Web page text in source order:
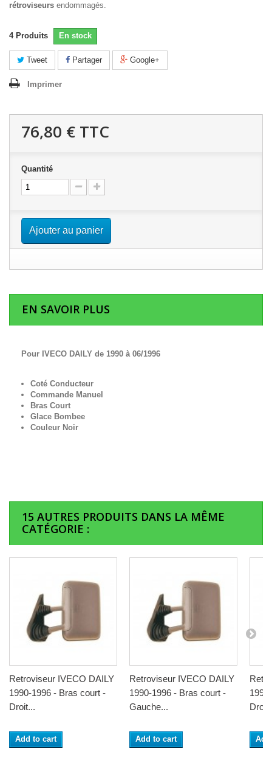
rétroviseurs endommagés.
4 Produits En stock
Tweet Partager Google+
Imprimer
76,80 € TTC
Quantité
Ajouter au panier
EN SAVOIR PLUS
Pour IVECO DAILY de 1990 à 06/1996
Coté Conducteur
Commande Manuel
Bras Court
Glace Bombee
Couleur Noir
15 AUTRES PRODUITS DANS LA MÊME
CATÉGORIE :
Retroviseur IVECO DAILY
1990-1996 - Bras court -
Droit...
Add to cart
Retroviseur IVECO DAILY
1990-1996 - Bras court -
Gauche...
Add to cart